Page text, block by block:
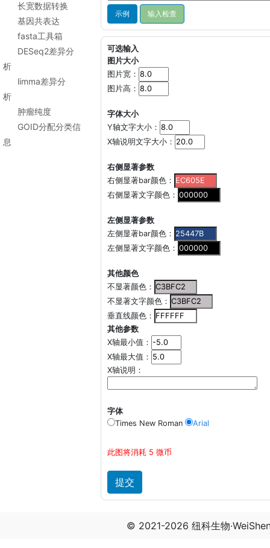
长宽数据转换
基因共表达
fasta工具箱
DESeq2差异分
析
limma差异分
析
肿瘤纯度
GOID分配分类信
息
示例
可选输入
图片大小
图片宽：
图片高：
字体大小
Y轴文字大小：
X轴说明文字大小：
右侧显著参数
右侧显著bar颜色：
右侧显著文字颜色：
左侧显著参数
左侧显著bar颜色：
左侧显著文字颜色：
其他颜色
不显著颜色：
不显著文字颜色：
垂直线颜色：
其他参数
X轴最小值：
X轴最大值：
X轴说明：
字体
Times New Roman
Arial
此图将消耗 5 微币
© 2021-2026 纽科生物